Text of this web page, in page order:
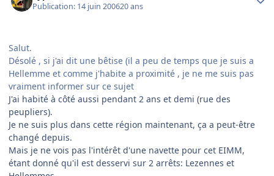
Publication: 14 juin 200620 ans
Salut.
Désolé , si j'ai dit une bêtise (il a peu de temps que je suis a
Hellemme et comme j'habite a proximité , je ne me suis pas
vraiment informer sur ce sujet
J'ai habité à côté aussi pendant 2 ans et demi (rue des
peupliers).
Je ne suis plus dans cette région maintenant, ça a peut-être
changé depuis.
Mais je ne vois pas l'intérêt d'une navette pour cet EIMM,
étant donné qu'il est desservi sur 2 arrêts: Lezennes et